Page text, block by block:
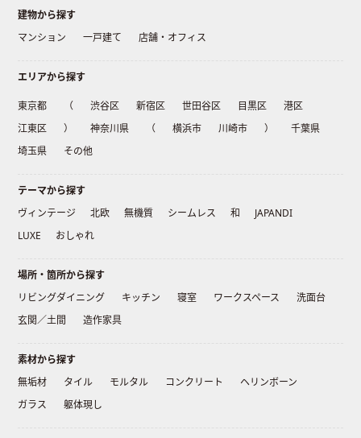
建物から探す
マンション
一戸建て 店舗・オフィス
エリアから探す
東京都 （ 渋谷区 新宿区 世田谷区 目黒区
港区
江東区
） 神奈川県 （ 横浜市 川崎市 ）
千葉県
埼玉県
その他
テーマから探す
ヴィンテージ
北欧 無機質 シームレス 和
JAPANDI
LUXE
おしゃれ
場所・箇所から探す
リビングダイニング
キッチン 寝室 ワークスペース
洗面台
玄関／土間
造作家具
素材から探す
無垢材
タイル モルタル コンクリート
ヘリンボーン
ガラス
躯体現し